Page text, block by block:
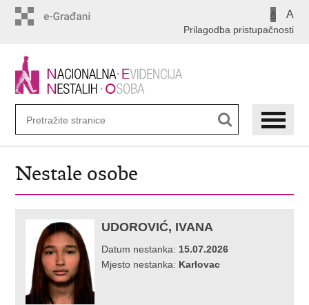
A A
Prilagodba pristupačnosti
Nestale osobe
UDOROVIĆ, IVANA
Datum nestanka: 15.07.2026
Mjesto nestanka: Karlovac